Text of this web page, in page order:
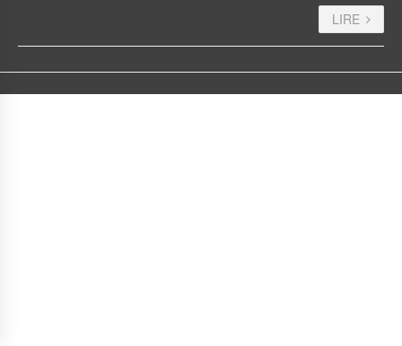
LIRE